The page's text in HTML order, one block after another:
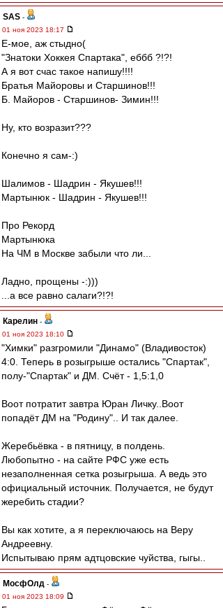
SAS -
01 ноя 2023 18:17
Е-мое, аж стыдно(
"Знатоки Хоккея Спартака", еббб ?!?!
А я вот счас такое напишу!!!!
Братья Майоровы и Старшинов!!!
Б. Майоров - Старшинов- Зимин!!!
Ну, кто возразит???
Конечно я сам-:)
Шалимов - Шадрин - Якушев!!!
Мартынюк - Шадрин - Якушев!!!
Про Рекорд
Мартынюка
На ЧМ в Москве забыли что ли...
Ладно, прощены -:)))
...а все равно салаги?!?!
Карелин -
01 ноя 2023 18:10
"Химки" разгромили "Динамо" (Владивосток)
4:0. Теперь в розыгрыше остались "Спартак",
полу-"Спартак" и ДМ. Счёт - 1,5:1,0
Воот потратит завтра Юран Личку..Воот
попадёт ДМ на "Родину".. И так далее.
Жеребьёвка - в пятницу, в полдень.
Любопытно - на сайте РФС уже есть
незаполненная сетка розыгрыша. А ведь это
официальный источник. Получается, не будут
жеребить стадии?
Вы как хотите, а я переключаюсь на Веру
Андреевну.
Испытываю прям адтцовские чуйства, гыгы..
МосфОлд -
01 ноя 2023 18:09